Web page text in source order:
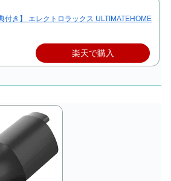
付き】 エレクトロラックス ULTIMATEHOME
楽天で購入